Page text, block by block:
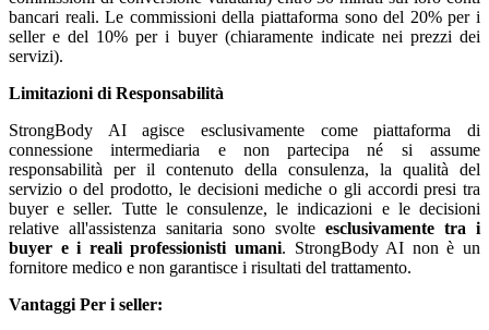
bancari reali. Le commissioni della piattaforma sono del 20% per i
seller e del 10% per i buyer (chiaramente indicate nei prezzi dei
servizi).
Limitazioni di Responsabilità
StrongBody AI agisce esclusivamente come piattaforma di
connessione intermediaria e non partecipa né si assume
responsabilità per il contenuto della consulenza, la qualità del
servizio o del prodotto, le decisioni mediche o gli accordi presi tra
buyer e seller. Tutte le consulenze, le indicazioni e le decisioni
relative all'assistenza sanitaria sono svolte esclusivamente tra i
buyer e i reali professionisti umani. StrongBody AI non è un
fornitore medico e non garantisce i risultati del trattamento.
Vantaggi Per i seller: